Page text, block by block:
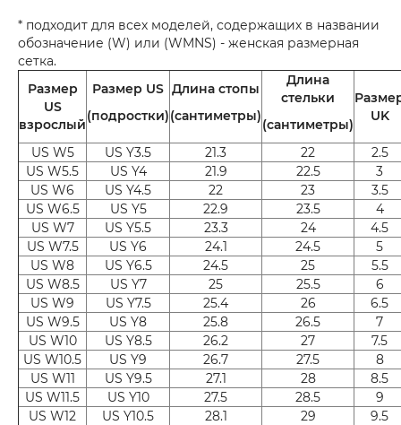
* подходит для всех моделей, содержащих в названии
обозначение (W) или (WMNS) - женская размерная
сетка.
Размер
US
взрослый
Размер US
(подростки)
Длина стопы
(сантиметры)
Длина
стельки
(сантиметры)
UK
US W5 US Y3.5 21.3 22
2.5
US W5.5
US Y4 21.9 22.5
3
US W6
US Y4.5 22 23
3.5
US W6.5
US Y5 22.9 23.5
4
US W7
US Y5.5 23.3 24
4.5
US W7.5
US Y6 24.1 24.5
5
US W8
US Y6.5 24.5 25
5.5
US W8.5
US Y7 25 25.5
6
US W9
US Y7.5 25.4 26
6.5
US W9.5
US Y8 25.8 26.5
7
US W10
US Y8.5 26.2 27
7.5
US W10.5
US Y9 26.7 27.5
8
US W11
US Y9.5 27.1 28
8.5
US W11.5
US Y10 27.5 28.5
9
US W12
US Y10.5 28.1 29 9.5